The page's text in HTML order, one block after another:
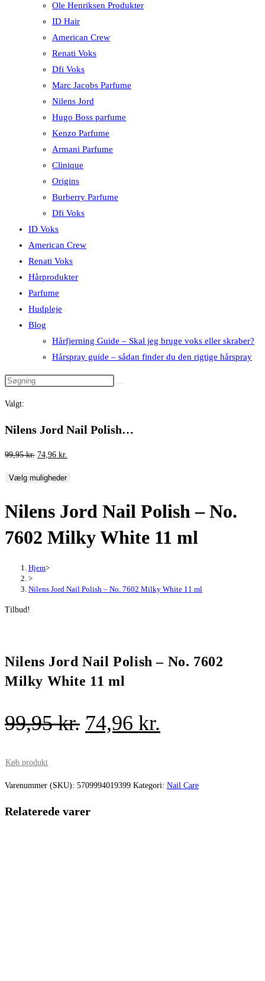
Ole Henriksen Produkter
ID Hair
American Crew
Renati Voks
Dfi Voks
Marc Jacobs Parfume
Nilens Jord
Hugo Boss parfume
Kenzo Parfume
Armani Parfume
Clinique
Origins
Burberry Parfume
Dfi Voks
ID Voks
American Crew
Renati Voks
Hårprodukter
Parfume
Hudpleje
Blog
Hårfjerning Guide – Skal jeg bruge voks eller skraber?
Hårspray guide – sådan finder du den rigtige hårspray
Valgt:
Nilens Jord Nail Polish…
99,95kr. Den
pris
99,95 kr..
74,96 kr.
74,96 kr..
Vælg muligheder
Nilens Jord Nail Polish – No.
7602 Milky White 11 ml
Hjem>
>
Nilens Jord Nail Polish – No. 7602 Milky White 11 ml
Tilbud!
Nilens Jord Nail Polish – No. 7602
Milky White 11 ml
99,95kr. Den
var:
99,95 kr..
74,96 kr.
er:
Køb produkt
Varenummer (SKU): 5709994019399 Kategori: Nail Care
Relaterede varer